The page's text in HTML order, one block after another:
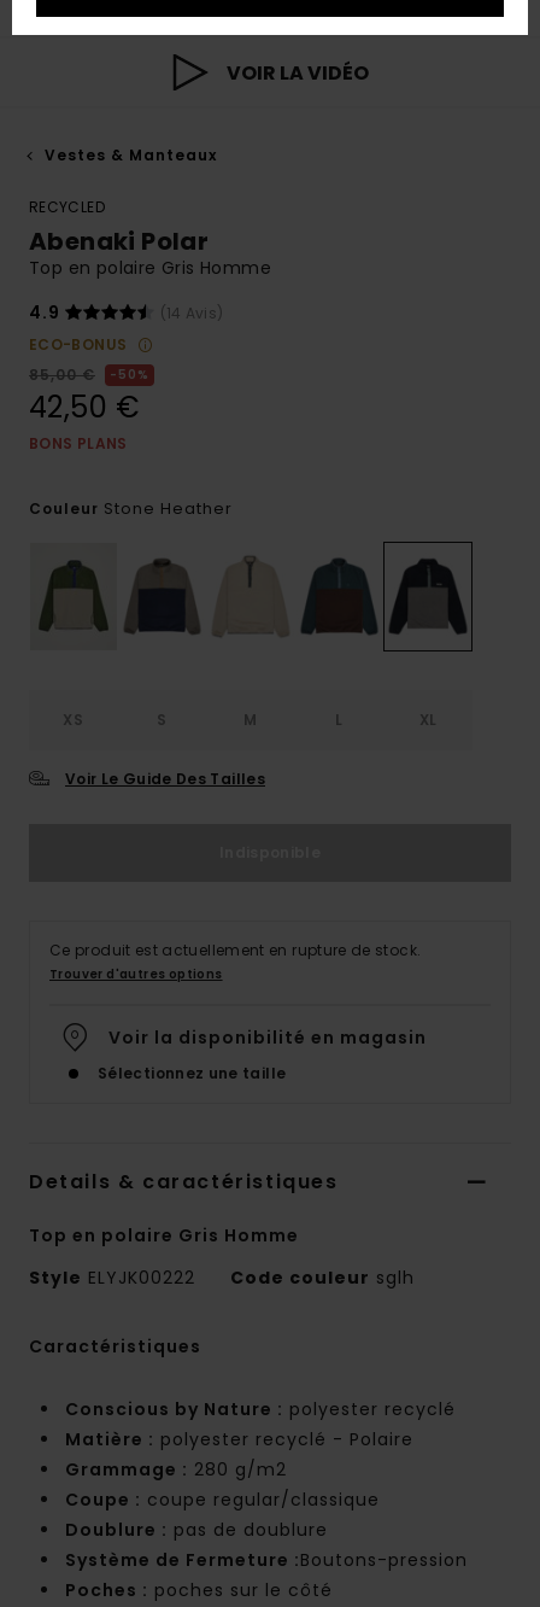
VOIR LA VIDÉO
Vestes & Manteaux
RECYCLED
Abenaki Polar
Top en polaire Gris Homme
4.9
(14 Avis)
ECO-BONUS
85,00 €
50%
42,50 €
BONS PLANS
Couleur Stone Heather
XS S M L XL
Voir Le Guide Des Tailles
Ce produit est actuellement en rupture de stock.
Trouver d'autres options
Voir la disponibilité en magasin
Sélectionnez une taille
Details & caractéristiques
Top en polaire Gris Homme
Style ELYJK00222 Code couleur sglh
Caractéristiques
Conscious by Nature : polyester recyclé
Matière : polyester recyclé - Polaire
Grammage : 280 g/m2
Coupe : coupe regular/classique
Doublure : pas de doublure
Système de Fermeture :Boutons-pression
Poches : poches sur le côté